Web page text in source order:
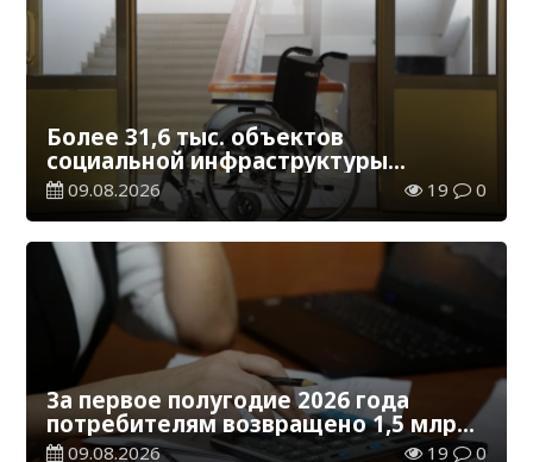
Более 31,6 тыс. объектов
социальной инфраструктуры
адаптированы для лиц с
инвалидностью
09.08.2026 19 0
За первое полугодие 2026 года
потребителям возвращено 1,5 млрд
тенге
09.08.2026 19 0